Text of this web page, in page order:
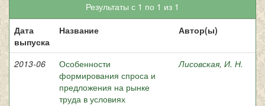
Результаты с 1 по 1 из 1
Дата
выпуска
Название Автор(ы)
2013-06
Особенности
формирования спроса и
предложения на рынке
труда в условиях
Лисовская, И. Н.